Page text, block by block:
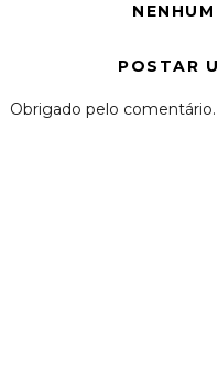
POSTAR
Obrigado pelo comentário.